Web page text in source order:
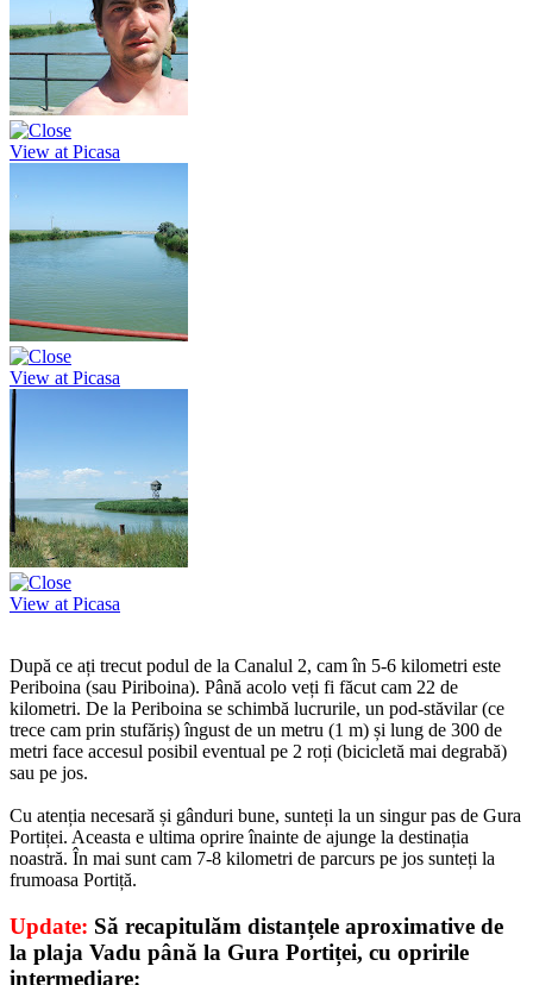
View at Picasa
View at Picasa
View at Picasa
După ce ați trecut podul de la Canalul 2, cam în 5-6 kilometri este
Periboina (sau Piriboina). Până acolo veți fi făcut cam 22 de
kilometri. De la Periboina se schimbă lucrurile, un pod-stăvilar (ce
trece cam prin stufăriș) îngust de un metru (1 m) și lung de 300 de
metri face accesul posibil eventual pe 2 roți (bicicletă mai degrabă)
sau pe jos.
Cu atenția necesară și gânduri bune, sunteți la un singur pas de Gura
Portiței. Aceasta e ultima oprire înainte de ajunge la destinația
noastră. În mai sunt cam 7-8 kilometri de parcurs pe jos sunteți la
frumoasa Portiță.
Update: Să recapitulăm distanțele aproximative de
la plaja Vadu până la Gura Portiței, cu opririle
intermediare: